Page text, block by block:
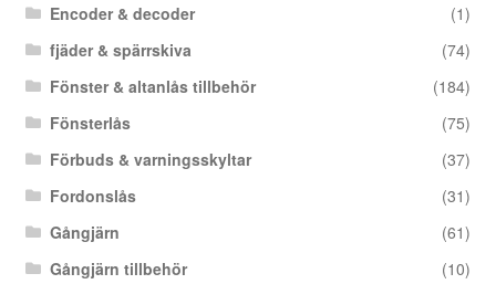
Encoder & decoder
(1)
fjäder & spärrskiva
(74)
Fönster & altanlås tillbehör
(184)
Fönsterlås
(75)
Förbuds & varningsskyltar
(37)
Fordonslås
(31)
Gångjärn
(61)
Gångjärn tillbehör
(10)